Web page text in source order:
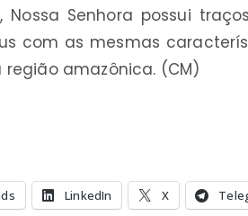
Senhora possui
com as mesmas
amazônica. (CM)
LinkedIn X